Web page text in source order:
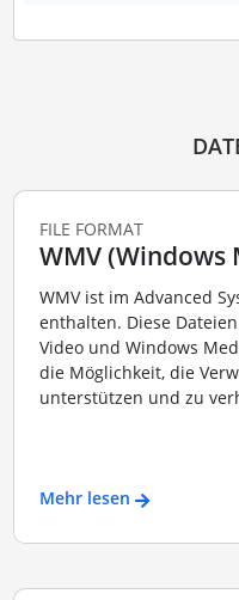
FILE FORMAT
WMV (Windows
WMV ist im Advanced
enthalten. Diese
Video und Windows
die Möglichkeit, die
unterstützen und zu
Mehr lesen